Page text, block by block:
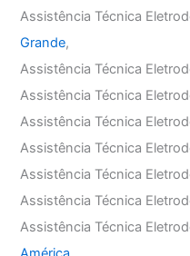
Assistência Técnica
Grande,
Assistência Técnica
Assistência Técnica
Assistência Técnica
Assistência Técnica
Assistência Técnica
Assistência Técnica
Assistência Técnica